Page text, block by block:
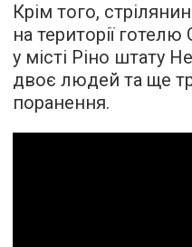
Крім того,
на території
у місті Ріно штату
двоє людей та ще
поранення.